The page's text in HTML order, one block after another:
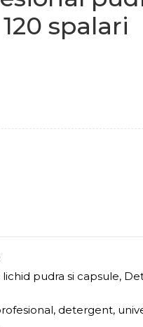
spalari
pudra si capsule,
, detergent,